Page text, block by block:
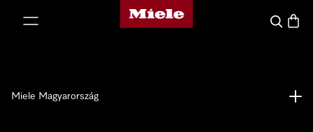
Miele honlapja
Kereses
Miele Magyarország